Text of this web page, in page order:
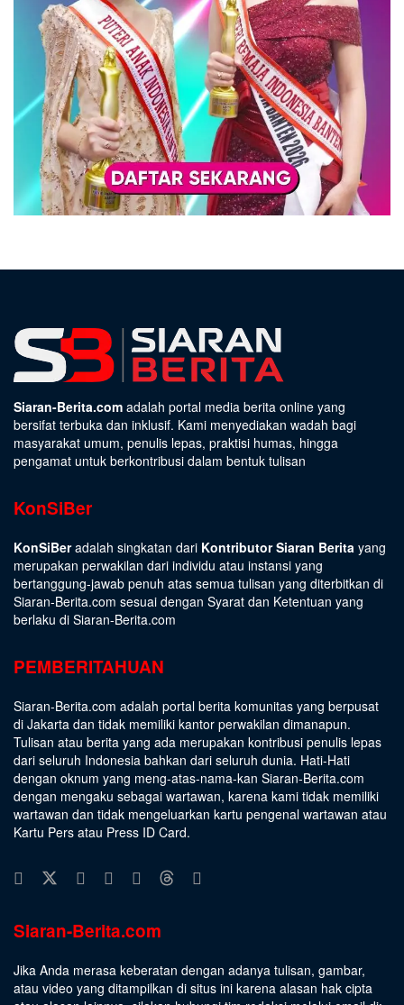
Siaran-Berita.com adalah portal media berita online yang
bersifat terbuka dan inklusif. Kami menyediakan wadah bagi
masyarakat umum, penulis lepas, praktisi humas, hingga
pengamat untuk berkontribusi dalam bentuk tulisan
KonSiBer
KonSiBeradalah singkatan dari Kontributor Siaran Berita yang
merupakan perwakilan dari individu atau instansi yang
bertanggung-jawab penuh atas semua tulisan yang diterbitkan di
Siaran-Berita.com sesuai dengan Syarat dan Ketentuan yang
berlaku di Siaran-Berita.com
PEMBERITAHUAN
Siaran-Berita.com adalah portal berita komunitas yang berpusat
di Jakarta dan tidak memiliki kantor perwakilan dimanapun.
Tulisan atau berita yang ada merupakan kontribusi penulis lepas
dari seluruh Indonesia bahkan dari seluruh dunia. Hati-Hati
dengan oknum yang meng-atas-nama-kan Siaran-Berita.com
dengan mengaku sebagai wartawan, karena kami tidak memiliki
wartawan dan tidak mengeluarkan kartu pengenal wartawan atau
Kartu Pers atau Press ID Card.
Siaran-Berita.com
Jika Anda merasa keberatan dengan adanya tulisan, gambar,
atau video yang ditampilkan di situs ini karena alasan hak cipta